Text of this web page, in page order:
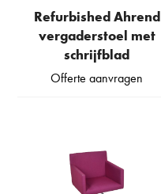
Refurbished Ahrend
vergaderstoel met
schrijfblad
Offerte aanvragen